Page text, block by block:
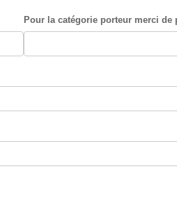
Pour la catégorie porteur merci de